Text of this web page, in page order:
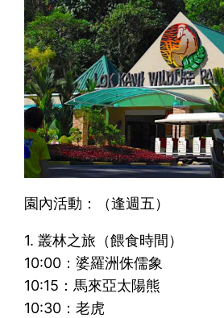
園內活動：（逢週五）
1. 叢林之旅（餵食時間）
10:00：婆羅洲侏儒象
10:15：馬來亞太陽熊
10:30：老虎